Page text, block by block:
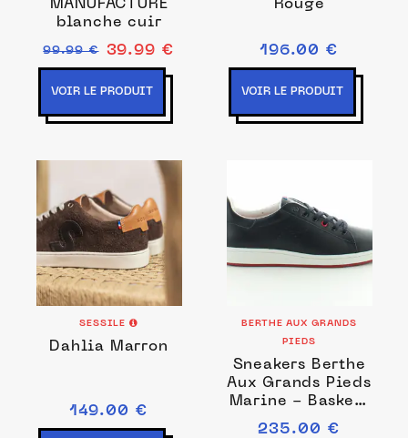
MANUFACTURE
blanche cuir
99.99 € 39.99 €
VOIR LE PRODUIT
Rouge
196.00 €
VOIR LE PRODUIT
SESSILE
Dahlia Marron
149.00 €
BERTHE AUX GRANDS
PIEDS
Sneakers Berthe
Aux Grands Pieds
Marine - Baskets
Made in France
235.00 €